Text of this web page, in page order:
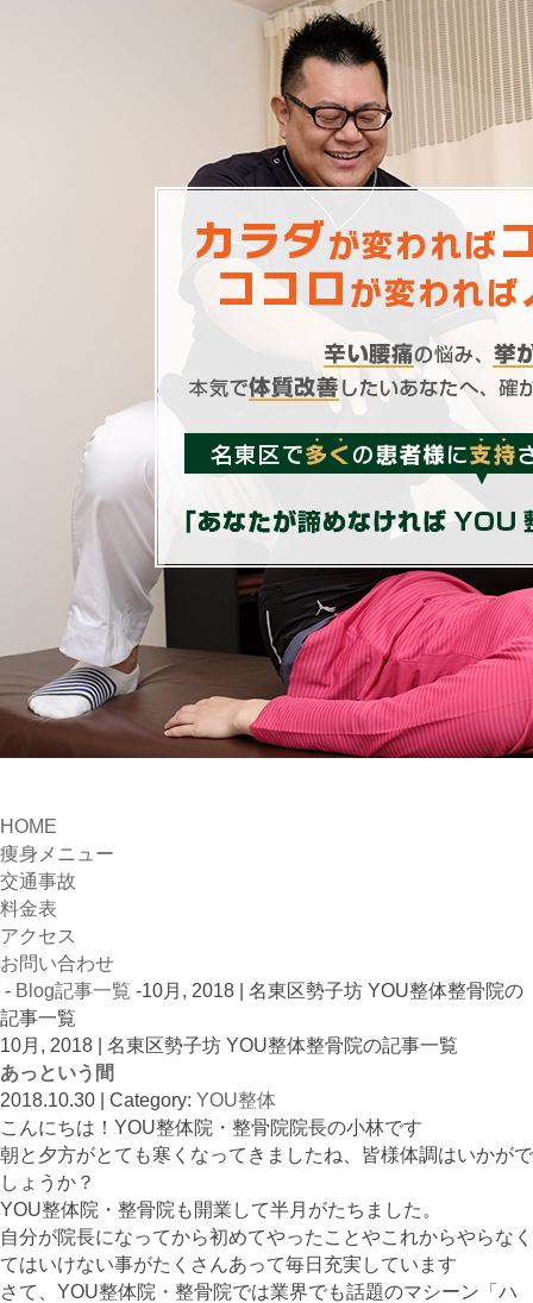
HOME
痩身メニュー
交通事故
料金表
アクセス
お問い合わせ
- Blog記事一覧 -10月, 2018 | 名東区勢子坊 YOU整体整骨院の
記事一覧
10月, 2018 | 名東区勢子坊 YOU整体整骨院の記事一覧
あっという間
2018.10.30 | Category: YOU整体
こんにちは！YOU整体院・整骨院院長の小林です
朝と夕方がとても寒くなってきましたね、皆様体調はいかがで
しょうか？
YOU整体院・整骨院も開業して半月がたちました。
自分が院長になってから初めてやったことやこれからやらなく
てはいけない事がたくさんあって毎日充実しています
さて、YOU整体院・整骨院では業界でも話題のマシーン「ハ